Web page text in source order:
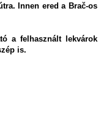
Innen ered a Brač-os
a felhasznált lekvárok
is.